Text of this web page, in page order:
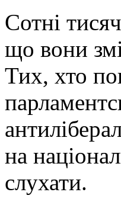
Сотні
що вони
Тих, хто
на
слухати.